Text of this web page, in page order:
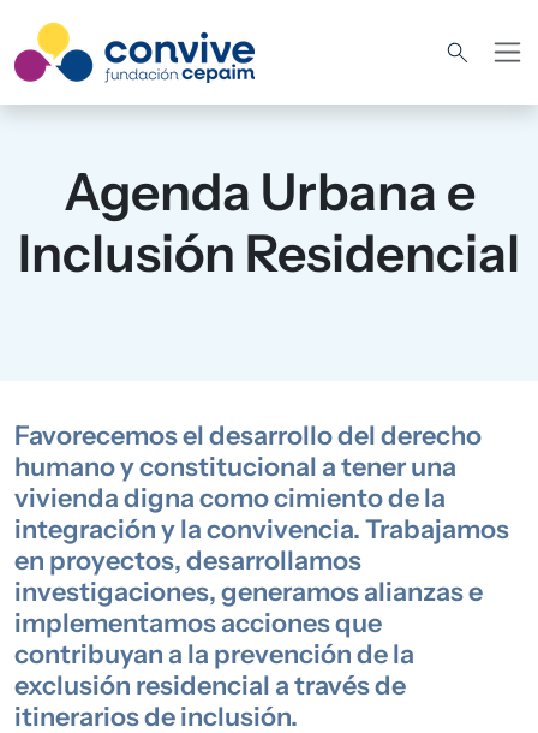
Agenda Urbana e
Inclusión Residencial
Favorecemos el desarrollo del derecho
humano y constitucional a tener una
vivienda digna como cimiento de la
integración y la convivencia. Trabajamos
en proyectos, desarrollamos
investigaciones, generamos alianzas e
implementamos acciones que
contribuyan a la prevención de la
exclusión residencial a través de
itinerarios de inclusión.